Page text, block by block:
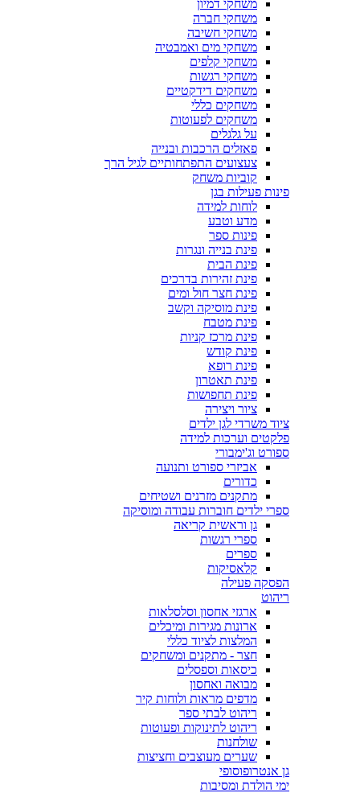
משחקי דמיון
משחקי חברה
משחקי חשיבה
משחקי מים ואמבטיה
משחקי קלפים
משחקי רגשות
משחקים דידקטיים
משחקים כללי
משחקים לפעוטות
על גלגלים
פאזלים הרכבות ובנייה
צעצועים התפתחותיים לגיל הרך
קוביות משחק
פינות פעילות בגן
לוחות למידה
מדע וטבע
פינות ספר
פינת בנייה ונגרות
פינת הבית
פינת זהירות בדרכים
פינת חצר חול ומים
פינת מוסיקה וקשב
פינת מטבח
פינת מרכז קניות
פינת קודש
פינת רופא
פינת תאטרון
פינת תחפושות
ציור ויצירה
ציוד משרדי לגן ילדים
פלקטים וערכות למידה
ספורט וג'ימבורי
אביזרי ספורט ותנועה
כדורים
מתקנים מזרנים ושטיחים
ספרי ילדים חוברות עבודה ומוסיקה
גן וראשית קריאה
ספרי רגשות
ספרים
קלאסיקות
הפסקה פעילה
ריהוט
ארגזי אחסון וסלסלאות
ארונות מגירות ומיכלים
המלצות לציוד כללי
חצר - מתקנים ומשחקים
כיסאות וספסלים
מבואה ואחסון
מדפים מראות ולוחות קיר
ריהוט לבתי ספר
ריהוט לתינוקות ופעוטות
שולחנות
שערים מעוצבים וחציצות
גן אנטרופוסופי
ימי הולדת ומסיבות